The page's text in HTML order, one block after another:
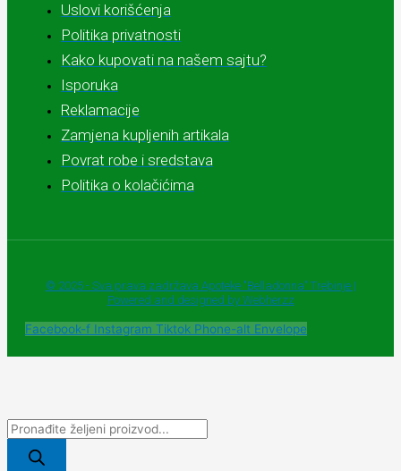
Uslovi korišćenja
Politika privatnosti
Kako kupovati na našem sajtu?
Isporuka
Reklamacije
Zamjena kupljenih artikala
Povrat robe i sredstava
Politika o kolačićima
© 2025 - Sva prava zadržava Apoteke "Belladonna" Trebinje |
Powered and designed by Webherzz
Facebook-f Instagram Tiktok Phone-alt Envelope